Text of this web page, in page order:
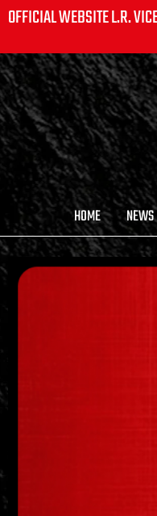
OFFICIAL WEBSITE L.R.
HOME NEWS